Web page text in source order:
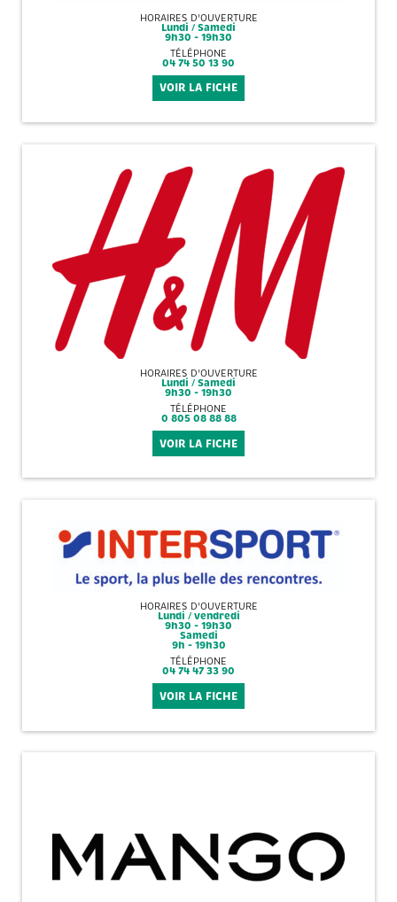
HORAIRES D'OUVERTURE
Lundi / Samedi
9h30 - 19h30
TÉLÉPHONE
04 74 50 13 90
VOIR LA FICHE
HORAIRES D'OUVERTURE
Lundi / Samedi
9h30 - 19h30
TÉLÉPHONE
0 805 08 88 88
VOIR LA FICHE
HORAIRES D'OUVERTURE
Lundi / vendredi
9h30 - 19h30
Samedi
9h - 19h30
TÉLÉPHONE
04 74 47 33 90
VOIR LA FICHE